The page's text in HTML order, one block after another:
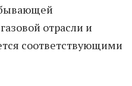
отрасли и
соответствующими